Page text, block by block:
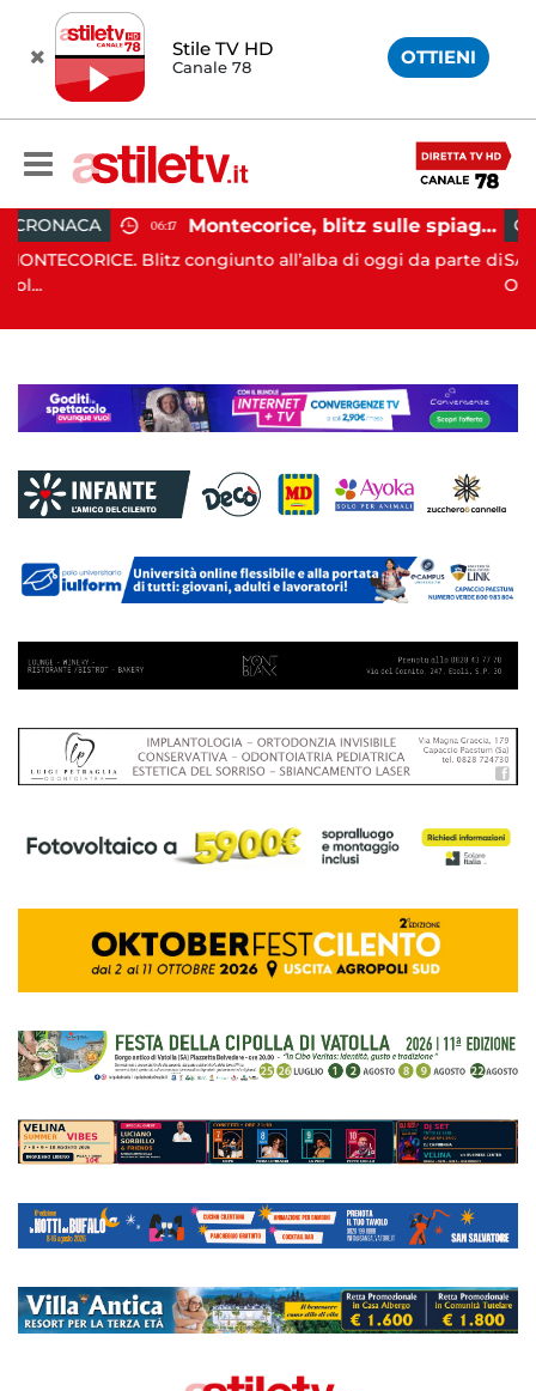
Stile TV HD
Canale 78 OTTIENI
Montecorice, blitz sulle spiagge libere: sequestrati oltre 300 ombrelloni e lettini lasciati sull’arenile
all’alba di oggi da parte di
CRONACA 09:29
SALERNO. Prosegue